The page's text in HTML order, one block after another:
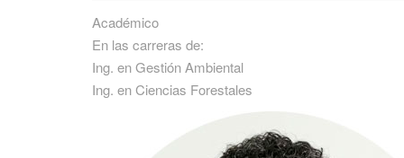
Académico
En las carreras de:
Ing. en Gestión Ambiental
Ing. en Ciencias Forestales